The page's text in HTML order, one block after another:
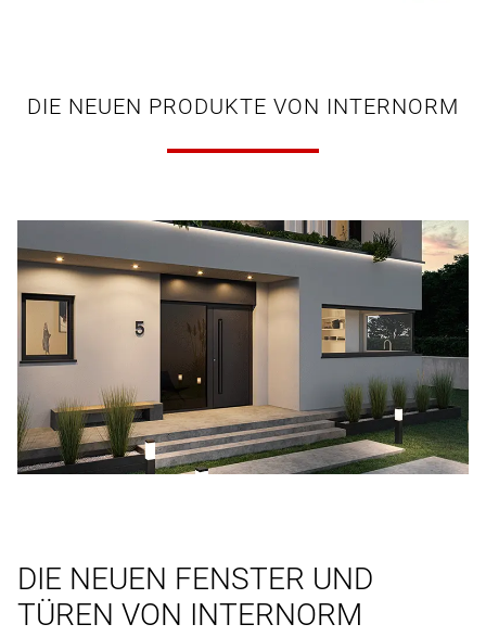
DIE NEUEN PRODUKTE VON INTERNORM
DIE NEUEN FENSTER UND
TÜREN VON INTERNORM